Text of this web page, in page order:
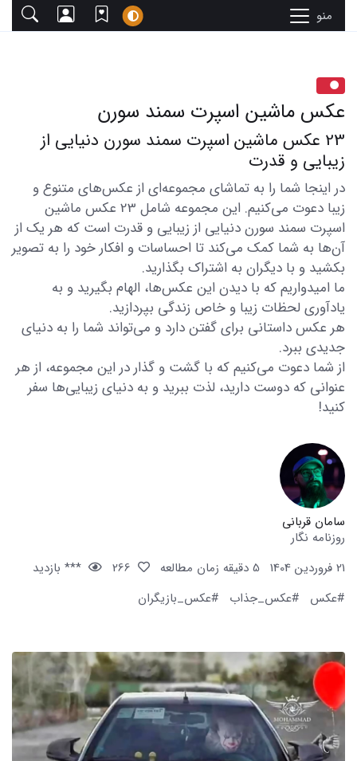
منو
عکس ماشین اسپرت سمند سورن
23 عکس ماشین اسپرت سمند سورن دنیایی از
زیبایی و قدرت
در اینجا شما را به تماشای مجموعه‌ای از عکس‌های متنوع و
زیبا دعوت می‌کنیم. این مجموعه شامل 23 عکس ماشین
اسپرت سمند سورن دنیایی از زیبایی و قدرت است که هر یک از
آن‌ها به شما کمک می‌کند تا احساسات و افکار خود را به تصویر
بکشید و با دیگران به اشتراک بگذارید.
ما امیدواریم که با دیدن این عکس‌ها، الهام بگیرید و به
یادآوری لحظات زیبا و خاص زندگی بپردازید.
هر عکس داستانی برای گفتن دارد و می‌تواند شما را به دنیای
جدیدی ببرد.
از شما دعوت می‌کنیم که با گشت و گذار در این مجموعه، از هر
عنوانی که دوست دارید، لذت ببرید و به دنیای زیبایی‌ها سفر
کنید!
سامان قربانی
روزنامه نگار
21 فروردین 1404
5 دقیقه زمان مطالعه
*** بازدید
#عکس
#عکس_جذاب #عکس_بازیگران